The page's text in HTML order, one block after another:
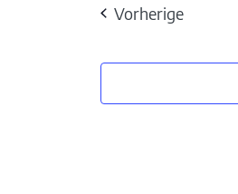
Vorherige